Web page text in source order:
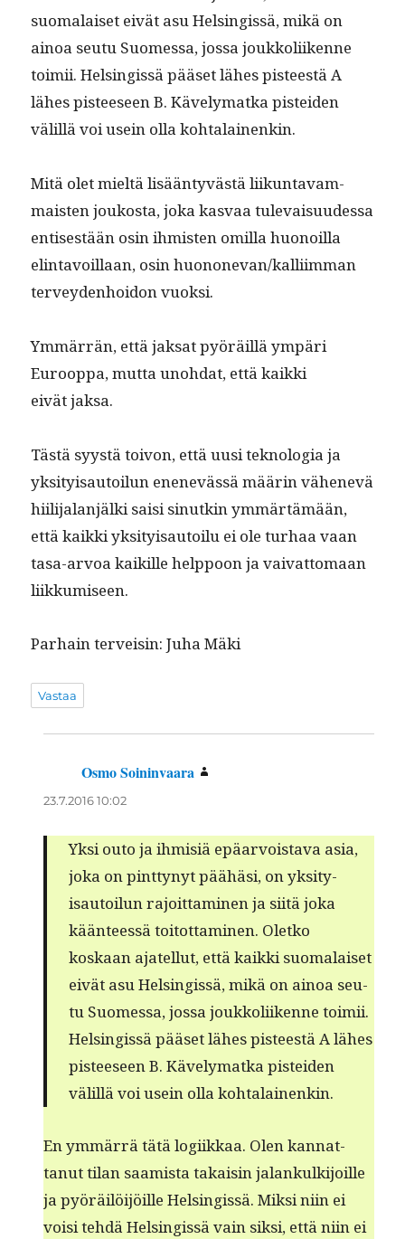
suo­ma­laiset eivät asu Helsingis­sä, mikä on
ain­oa seu­tu Suomes­sa, jos­sa joukkoli­ikenne
toimii. Helsingis­sä pääset läh­es pis­teestä A
läh­es pis­teeseen B. Käve­ly­mat­ka pis­tei­den
välil­lä voi usein olla kohtalainenkin.
Mitä olet mieltä lisään­tyvästä liikun­tavam­
mais­ten joukos­ta, joka kas­vaa tule­vaisu­udessa
entis­es­tään osin ihmis­ten omil­la huonoil­la
elin­tavoil­laan, osin huononevan/kalliimman
ter­vey­den­hoidon vuoksi.
Ymmär­rän, että jak­sat pyöräil­lä ympäri
Euroop­pa, mut­ta uno­h­dat, että kaik­ki
eivät jaksa.
Tästä syys­tä toivon, että uusi teknolo­gia ja
yksi­ty­isautoilun enenevässä määrin vähenevä
hiil­i­jalan­jäl­ki saisi sin­utkin ymmärtämään,
että kaik­ki yksi­ty­isautoilu ei ole turhaa vaan
tasa-arvoa kaikille help­poon ja vai­vat­tomaan
liikkumiseen.
Parhain ter­veisin: Juha Mäki
Vastaa
Osmo Soininvaara
23.7.2016 10:02
Yksi outo ja ihmisiä epäar­vois­ta­va asia,
joka on pint­tynyt päähäsi, on yksi­ty­
isautoilun rajoit­ta­mi­nen ja siitä joka
kään­teessä toitot­ta­mi­nen. Oletko
koskaan ajatel­lut, että kaik­ki suo­ma­laiset
eivät asu Helsingis­sä, mikä on ain­oa seu­
tu Suomes­sa, jos­sa joukkoli­ikenne toimii.
Helsingis­sä pääset läh­es pis­teestä A läh­es
pis­teeseen B. Käve­ly­mat­ka pis­tei­den
välil­lä voi usein olla kohtalainenkin.
En ymmär­rä tätä logi­ikkaa. Olen kan­nat­
tanut tilan saamista takaisin jalankulk­i­joille
ja pyöräilöi­jöille Helsingis­sä. Mik­si niin ei
voisi tehdä Helsingis­sä vain sik­si, että niin ei